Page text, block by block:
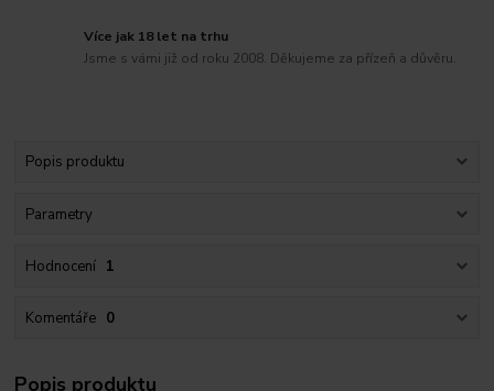
Více jak 18 let na trhu
Jsme s vámi již od roku 2008. Děkujeme za přízeň a důvěru.
Popis produktu
Parametry
Hodnocení 1
Komentáře 0
Popis produktu